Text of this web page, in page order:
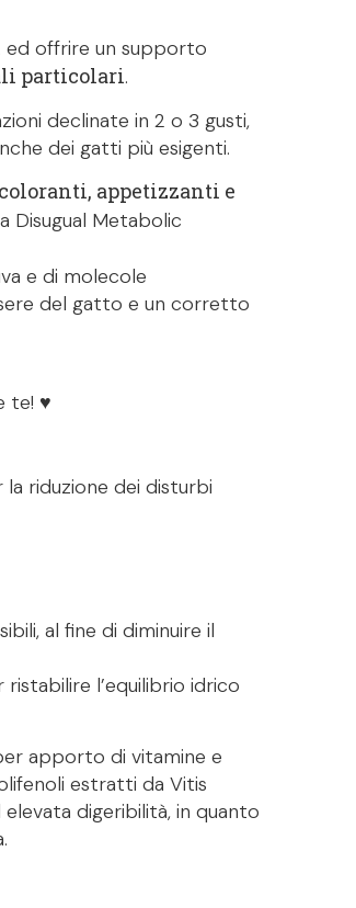
ed offrire un supporto
particolari.
declinate in 2 o 3 gusti,
dei gatti più esigenti.
appetizzanti e
Disugual Metabolic
e di molecole
del gatto e un corretto
te! ♥
riduzione dei disturbi
al fine di diminuire il
l’equilibrio idrico
apporto di vitamine e
estratti da Vitis
digeribilità, in quanto